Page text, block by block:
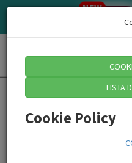
NEW
LISTA
Cookie Policy